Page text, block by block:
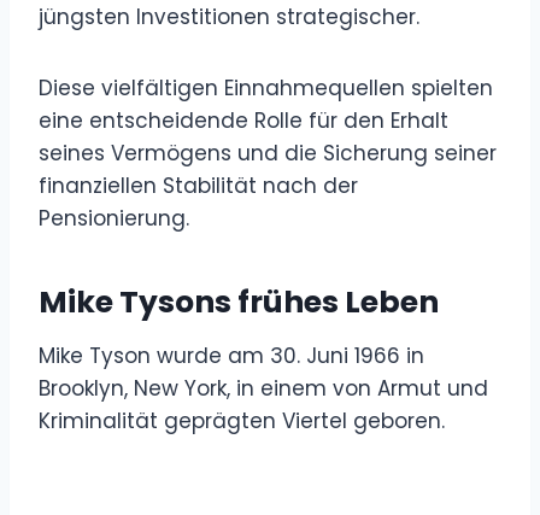
jüngsten Investitionen strategischer.
Diese vielfältigen Einnahmequellen spielten
eine entscheidende Rolle für den Erhalt
seines Vermögens und die Sicherung seiner
finanziellen Stabilität nach der
Pensionierung.
Mike Tysons frühes Leben
Mike Tyson wurde am 30. Juni 1966 in
Brooklyn, New York, in einem von Armut und
Kriminalität geprägten Viertel geboren.